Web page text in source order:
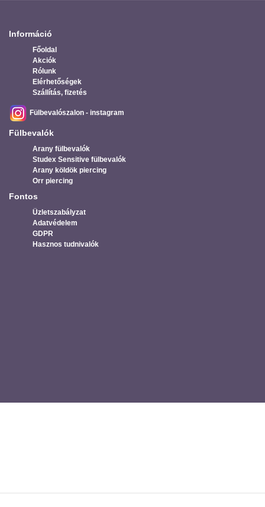
Információ
Főoldal
Akciók
Rólunk
Elérhetőségek
Szállítás, fizetés
Fülbevalószalon - instagram
Fülbevalók
Arany fülbevalók
Studex Sensitive fülbevalók
Arany köldök piercing
Orr piercing
Fontos
Üzletszabályzat
Adatvédelem
GDPR
Hasznos tudnivalók